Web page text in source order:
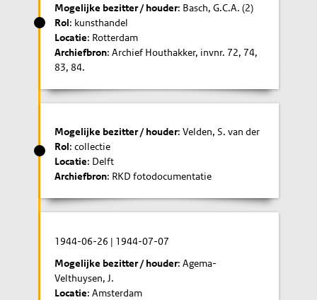
Mogelijke bezitter / houder: Basch, G.C.A. (2)
Rol: kunsthandel
Locatie: Rotterdam
Archiefbron: Archief Houthakker, invnr. 72, 74,
83, 84.
Mogelijke bezitter / houder: Velden, S. van der
Rol: collectie
Locatie: Delft
Archiefbron: RKD fotodocumentatie
1944-06-26 | 1944-07-07
Mogelijke bezitter / houder: Agema-
Velthuysen, J.
Locatie: Amsterdam